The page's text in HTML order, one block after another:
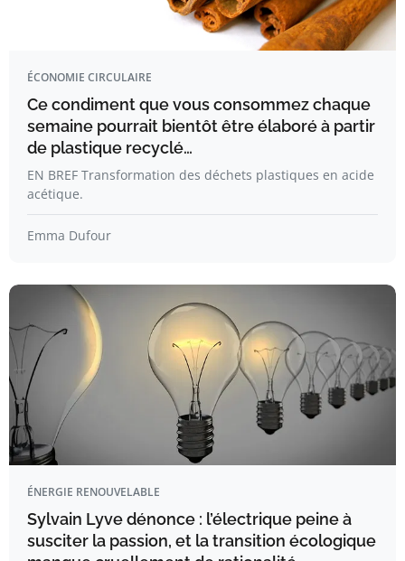
ÉCONOMIE CIRCULAIRE
Ce condiment que vous consommez chaque
semaine pourrait bientôt être élaboré à partir
de plastique recyclé…
EN BREF Transformation des déchets plastiques en acide
acétique.
Emma Dufour
ÉNERGIE RENOUVELABLE
Sylvain Lyve dénonce : l’électrique peine à
susciter la passion, et la transition écologique